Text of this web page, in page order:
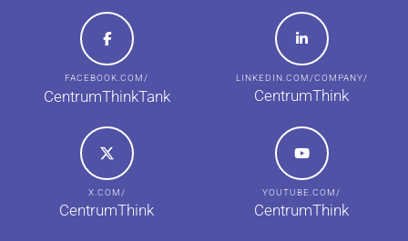
FACEBOOK.COM/
CentrumThinkTank
LINKEDIN.COM/COMPANY/
CentrumThink
X.COM/
CentrumThink
YOUTUBE.COM/
CentrumThink